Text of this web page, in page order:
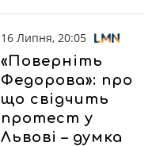
16 Липня, 20:05
«Поверніть
Федорова»: про
що свідчить
протест у
Львові – думка